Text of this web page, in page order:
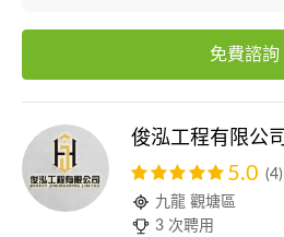
免費諮詢
俊泓工程有限公司
5.0 (4)
九龍 觀塘區
3 次聘用